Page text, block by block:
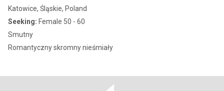
Katowice, Śląskie, Poland
Seeking: Female 50 - 60
Smutny
Romantyczny skromny nieśmiały